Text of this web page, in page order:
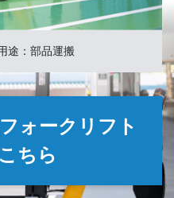
途：部品運搬
ォークリフト
ちら